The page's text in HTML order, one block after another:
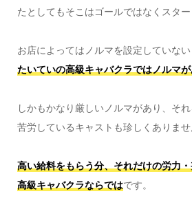
たとしてもそこはゴールではなくスター
お店によってはノルマを設定していない
たいていの高級キャバクラではノルマ
しかもかなり厳しいノルマがあり、そ
苦労しているキャストも珍しくありませ
高い給料をもらう分、それだけの労力
高級キャバクラならではです。